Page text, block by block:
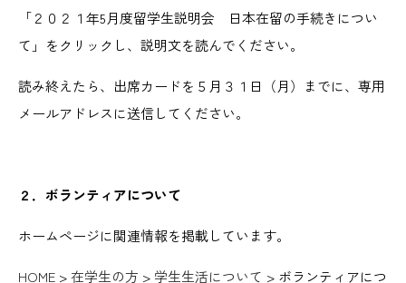
「２０２１年5月度留学生説明会 日本在留の手続きについ
て」をクリックし、説明文を読んでください。
読み終えたら、出席カードを５月３１日（月）までに、専用
メールアドレスに送信してください。
２．ボランティアについて
ホームページに関連情報を掲載しています。
HOME >在学生の方 > 学生生活について > ボランティアにつ